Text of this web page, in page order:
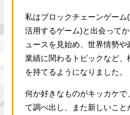
私はブロックチェーンゲーム
活用するゲーム)と出会って
ュースを見始め、世界情勢
業績に関わるトピックなど、
を持てるようになりました。
何か好きなものがキッカケで
て調べ出し、また新しいこと